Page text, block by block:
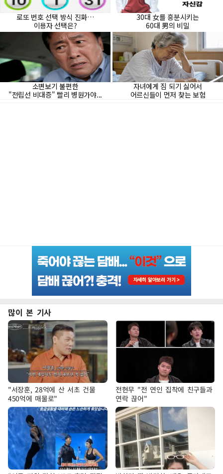
많이 본 기사
"서장훈, 28억에 산 서초 건물
450억에 매물로"
전현무 "전 연인 집착에 친구들과
연락 끊어"